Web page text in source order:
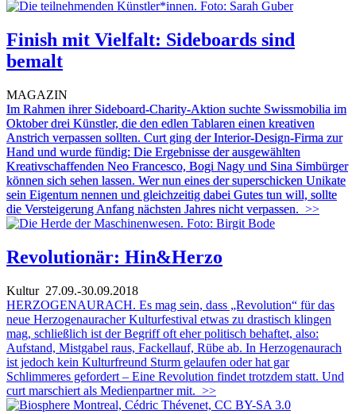
Finish mit Vielfalt: Sideboards sind
bemalt
MAGAZIN
Im Rahmen ihrer Sideboard-Charity-Aktion suchte Swissmobilia im
Oktober drei Künstler, die den edlen Tablaren einen kreativen
Anstrich verpassen sollten. Curt ging der Interior-Design-Firma zur
Hand und wurde fündig: Die Ergebnisse der ausgewählten
Kreativschaffenden Neo Francesco, Bogi Nagy und Sina Simbürger
können sich sehen lassen. Wer nun eines der superschicken Unikate
sein Eigentum nennen und gleichzeitig dabei Gutes tun will, sollte
die Versteigerung Anfang nächsten Jahres nicht verpassen. >>
Revolutionär: Hin&Herzo
Kultur27.09.-30.09.2018
HERZOGENAURACH. Es mag sein, dass „Revolution“ für das
neue Herzogenauracher Kulturfestival etwas zu drastisch klingen
mag, schließlich ist der Begriff oft eher politisch behaftet, also:
Aufstand, Mistgabel raus, Fackellauf, Rübe ab. In Herzogenaurach
ist jedoch kein Kulturfreund Sturm gelaufen oder hat gar
Schlimmeres gefordert – Eine Revolution findet trotzdem statt. Und
curt marschiert als Medienpartner mit. >>